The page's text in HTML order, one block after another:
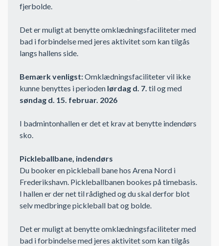
fjerbolde.
Det er muligt at benytte omklædningsfaciliteter med
bad i forbindelse med jeres aktivitet som kan tilgås
langs hallens side.
Bemærk venligst:Omklædningsfaciliteter vil ikke
kunne benyttes i perioden lørdag d. 7. til og med
søndag d. 15. februar. 2026
I badmintonhallen er det et krav at benytte indendørs
sko.
Pickleballbane, indendørs
Du booker en pickleball bane hos Arena Nord i
Frederikshavn. Pickleballbanen bookes på timebasis.
I hallen er der net til rådighed og du skal derfor blot
selv medbringe pickleball bat og bolde.
Det er muligt at benytte omklædningsfaciliteter med
bad i forbindelse med jeres aktivitet som kan tilgås